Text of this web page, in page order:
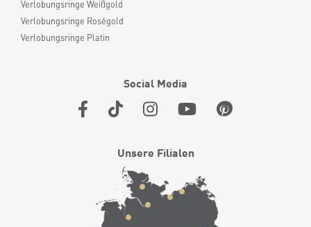
Verlobungsringe Weißgold
Verlobungsringe Roségold
Verlobungsringe Platin
Social Media
Unsere Filialen